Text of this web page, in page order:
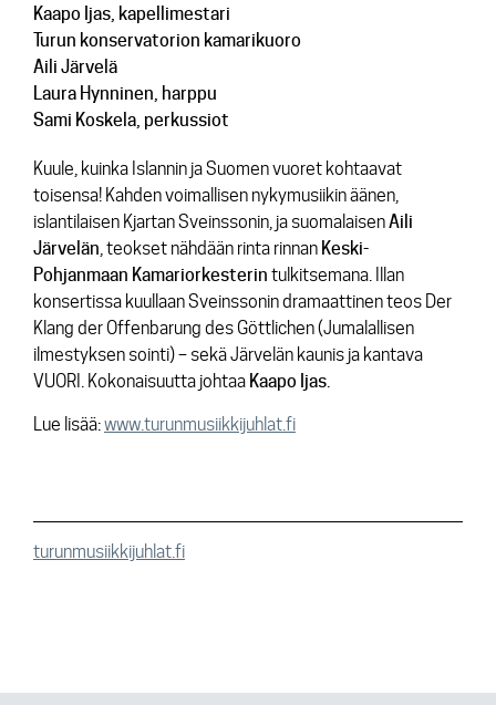
Kaapo Ijas, kapellimestari
Turun konservatorion kamarikuoro
Aili Järvelä
Laura Hynninen, harppu
Sami Koskela, perkussiot
Kuule, kuinka Islannin ja Suomen vuoret kohtaavat
toisensa! Kahden voimallisen nykymusiikin äänen,
islantilaisen Kjartan Sveinssonin, ja suomalaisenAili
Järvelän, teokset nähdään rinta rinnan Keski-
Pohjanmaan Kamariorkesterin tulkitsemana. Illan
konsertissa kuullaan Sveinssonin dramaattinen teos Der
Klang der Offenbarung des Göttlichen(Jumalallisen
ilmestyksen sointi) – sekä Järvelän kaunis ja kantava
VUORI . Kokonaisuutta johtaa Kaapo Ijas.
Lue lisää:www.turunmusiikkijuhlat.fi
turunmusiikkijuhlat.fi